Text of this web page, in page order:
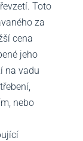
Toto
za
cena
jeho
na vadu
nebo